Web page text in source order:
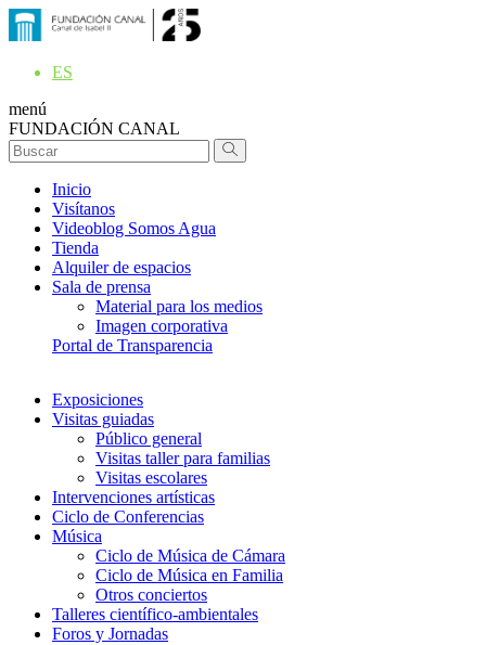
ES
menú
FUNDACIÓN CANAL
Inicio
Visítanos
Videoblog Somos Agua
Tienda
Alquiler de espacios
Sala de prensa
Material para los medios
Imagen corporativa
Portal de Transparencia
Exposiciones
Visitas guiadas
Público general
Visitas taller para familias
Visitas escolares
Intervenciones artísticas
Ciclo de Conferencias
Música
Ciclo de Música de Cámara
Ciclo de Música en Familia
Otros conciertos
Talleres científico-ambientales
Foros y Jornadas